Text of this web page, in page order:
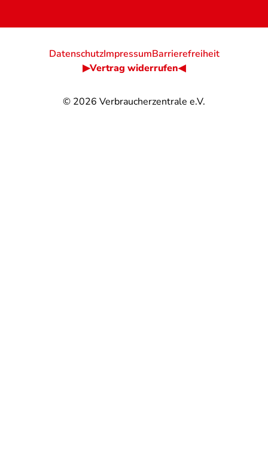
© 2026 Verbraucherzentrale e.V.
DatenschutzImpressumBarrierefreiheit
▶Vertrag widerrufen◀